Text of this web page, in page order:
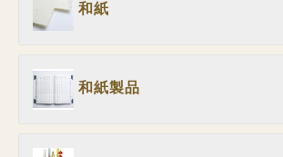
和紙
和紙製品